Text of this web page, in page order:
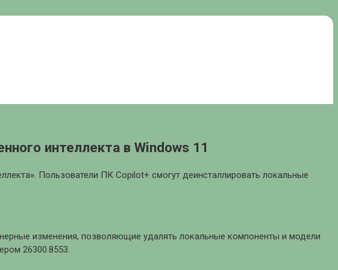
интеллекта в Windows 11
Пользователи ПК Copilot+ смогут деинсталлировать локальные
изменения, позволяющие удалять локальные компоненты и модели
26300.8553.